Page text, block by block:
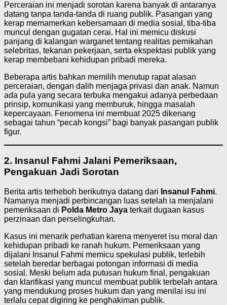
Perceraian ini menjadi sorotan karena banyak di antaranya
datang tanpa tanda-tanda di ruang publik. Pasangan yang
kerap memamerkan kebersamaan di media sosial, tiba-tiba
muncul dengan gugatan cerai. Hal ini memicu diskusi
panjang di kalangan warganet tentang realitas pernikahan
selebritas, tekanan pekerjaan, serta ekspektasi publik yang
kerap membebani kehidupan pribadi mereka.
Beberapa artis bahkan memilih menutup rapat alasan
perceraian, dengan dalih menjaga privasi dan anak. Namun
ada pula yang secara terbuka mengakui adanya perbedaan
prinsip, komunikasi yang memburuk, hingga masalah
kepercayaan. Fenomena ini membuat 2025 dikenang
sebagai tahun “pecah kongsi” bagi banyak pasangan publik
figur.
2. Insanul Fahmi Jalani Pemeriksaan,
Pengakuan Jadi Sorotan
Berita artis terheboh berikutnya datang dari Insanul Fahmi.
Namanya menjadi perbincangan luas setelah ia menjalani
pemeriksaan di Polda Metro Jaya terkait dugaan kasus
perzinaan dan perselingkuhan.
Kasus ini menarik perhatian karena menyeret isu moral dan
kehidupan pribadi ke ranah hukum. Pemeriksaan yang
dijalani Insanul Fahmi memicu spekulasi publik, terlebih
setelah beredar berbagai potongan informasi di media
sosial. Meski belum ada putusan hukum final, pengakuan
dan klarifikasi yang muncul membuat publik terbelah antara
yang mendukung proses hukum dan yang menilai isu ini
terlalu cepat digiring ke penghakiman publik.